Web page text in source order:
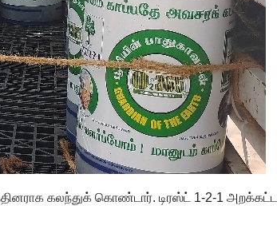
கலந்துக் கொண்டார். டிரஸ்ட் 1-2-1